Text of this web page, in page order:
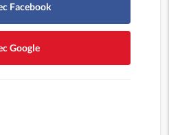
Facebook
Google